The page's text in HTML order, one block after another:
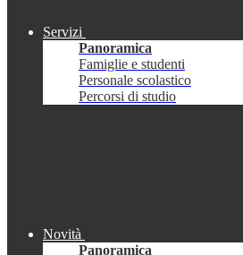
Servizi
Panoramica
Famiglie e studenti
Personale scolastico
Percorsi di studio
Novità
Panoramica